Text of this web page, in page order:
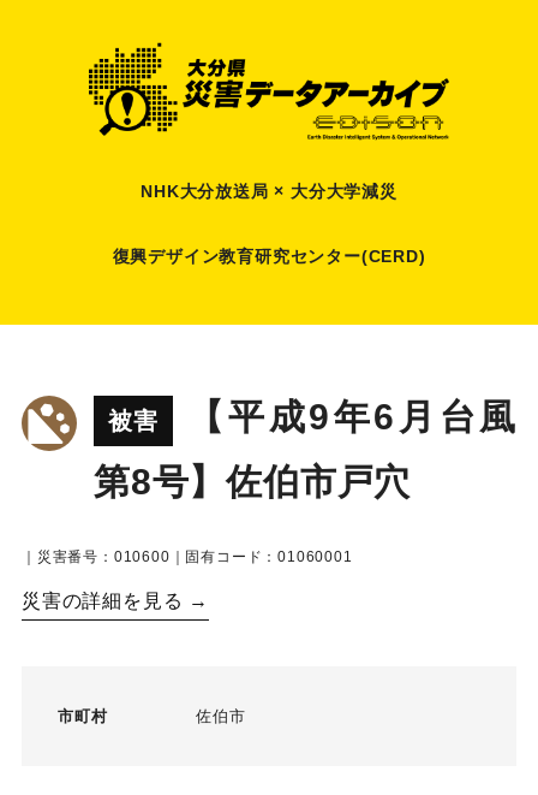
NHK大分放送局 × 大分大学減災
復興デザイン教育研究センター(CERD)
被害
【平成9年6月台風
第8号】佐伯市戸穴
｜災害番号：010600｜固有コード：01060001
災害の詳細を見る →
市町村 佐伯市